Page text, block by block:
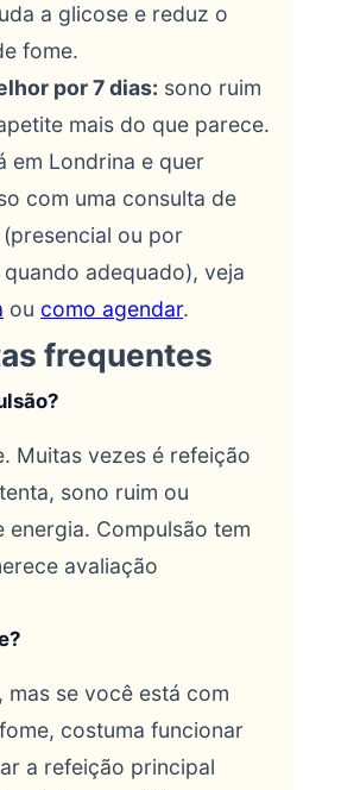
a glicose e reduz o
fome.
por 7 dias: sono ruim
mais do que parece.
em Londrina e quer
com uma consulta de
ou por
adequado), veja
ou como agendar.
frequentes
Muitas vezes é refeição
sono ruim ou
energia. Compulsão tem
avaliação
mas se você está com
costuma funcionar
a refeição principal